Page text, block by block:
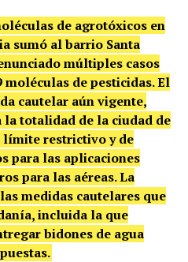
de agrotóxicos en
sumó al barrio Santa
múltiples casos
moléculas de pesticidas. El
cautelar aún vigente,
totalidad de la ciudad de
límite restrictivo y de
para las aplicaciones
para las aéreas. La
medidas cautelares que
incluida la que
bidones de agua